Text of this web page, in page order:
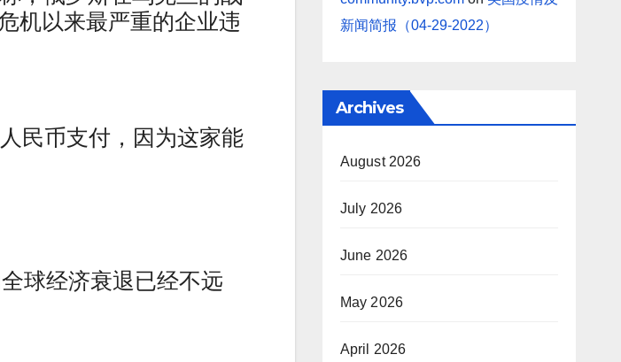
机以来最严重的企业违
民币支付，因为这家能
球经济衰退已经不远
新闻简报（04-29-2022）
Archives
August 2026
July 2026
June 2026
May 2026
April 2026